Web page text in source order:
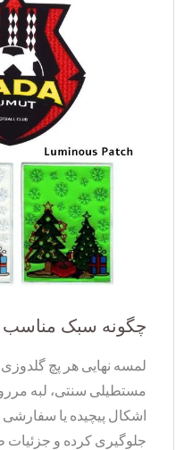
چگونه سبک مناسب
لمسه نهایی هر پچ
مستطیلی سنتی، لبه
اشکال پیچیده یا
جلوگیری کرده و